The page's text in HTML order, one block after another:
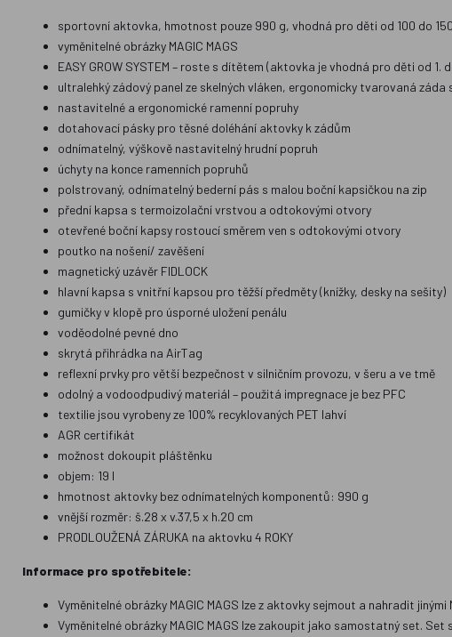
sportovní aktovka, hmotnost pouze 990 g, vhodná pro děti od 100 do
vyměnitelné obrázky MAGIC MAGS
EASY GROW SYSTEM – roste s dítětem (aktovka je vhodná pro děti od 1.
ultralehký zádový panel ze skelných vláken, ergonomicky tvarovaná
nastavitelné a ergonomické ramenní popruhy
dotahovací pásky pro těsné doléhání aktovky k zádům
odnímatelný, výškově nastavitelný hrudní popruh
úchyty na konce ramenních popruhů
polstrovaný, odnímatelný bederní pás s malou boční kapsičkou na zip
přední kapsa s termoizolační vrstvou a odtokovými otvory
otevřené boční kapsy rostoucí směrem ven s odtokovými otvory
poutko na nošení/ zavěšení
magnetický uzávěr FIDLOCK
hlavní kapsa s vnitřní kapsou pro těžší předměty (knížky, desky na sešity)
gumičky v klopě pro úsporné uložení penálu
voděodolné pevné dno
skrytá přihrádka na AirTag
reflexní prvky pro větší bezpečnost v silničním provozu, v šeru a ve tmě
odolný a vodoodpudivý materiál – použitá impregnace je bez PFC
textilie jsou vyrobeny ze 100% recyklovaných PET lahví
AGR certifikát
možnost dokoupit pláštěnku
objem: 19 l
hmotnost aktovky bez odnímatelných komponentů: 990 g
vnější rozměr: š.28 x v.37,5 x h.20 cm
PRODLOUŽENÁ ZÁRUKA na aktovku 4 ROKY
Informace pro spotřebitele:
Vyměnitelné obrázky MAGIC MAGS lze z aktovky sejmout a nahradit
Vyměnitelné obrázky MAGIC MAGS lze zakoupit jako samostatný set.